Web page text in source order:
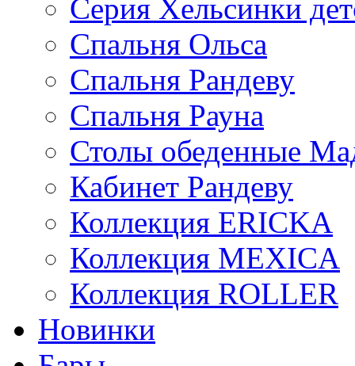
Серия Хельсинки
Спальня Ольса
Спальня Рандеву
Спальня Рауна
Столы обеденные
Кабинет Рандеву
Коллекция ERICKA
Коллекция MEXICA
Коллекция ROLLER
Новинки